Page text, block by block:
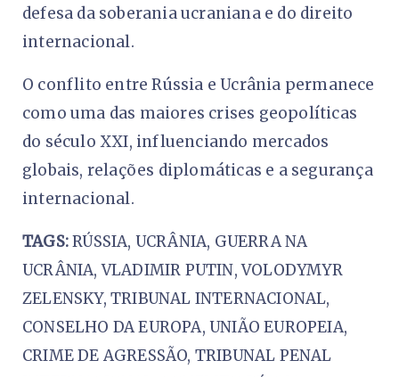
defesa da soberania ucraniana e do direito
internacional.
O conflito entre Rússia e Ucrânia permanece
como uma das maiores crises geopolíticas
do século XXI, influenciando mercados
globais, relações diplomáticas e a segurança
internacional.
TAGS:RÚSSIA, UCRÂNIA, GUERRA NA
UCRÂNIA, VLADIMIR PUTIN, VOLODYMYR
ZELENSKY, TRIBUNAL INTERNACIONAL,
CONSELHO DA EUROPA, UNIÃO EUROPEIA,
CRIME DE AGRESSÃO, TRIBUNAL PENAL